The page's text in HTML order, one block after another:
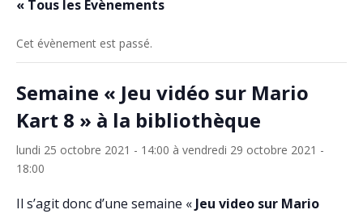
« Tous les Évènements
Cet évènement est passé.
Semaine « Jeu vidéo sur Mario
Kart 8 » à la bibliothèque
lundi 25 octobre 2021 - 14:00 à vendredi 29 octobre 2021 -
18:00
Il s’agit donc d’une semaine « Jeu video sur Mario